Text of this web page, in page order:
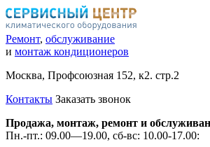
Ремонт, обслуживание
и монтаж кондиционеров
Москва, Профсоюзная 152, к2. стр.2
Контакты Заказать звонок
Продажа, монтаж, ремонт и
Пн.-пт.: 09.00—19.00, сб-вс: 10.00-17.00: